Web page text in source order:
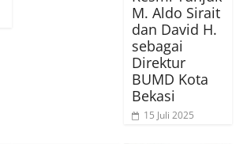
M. Aldo Sirait
dan David H.
sebagai
Direktur
BUMD Kota
Bekasi
15 Juli 2025